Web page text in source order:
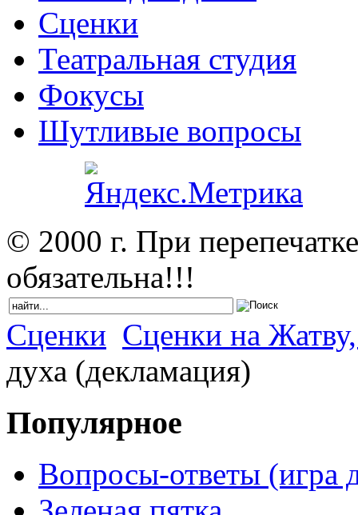
Сценки
Театральная студия
Фокусы
Шутливые вопросы
© 2000 г. При
обязательна!!!
Сценки Сценки на
духа (декламация)
Популярное
Вопросы-ответы (игра